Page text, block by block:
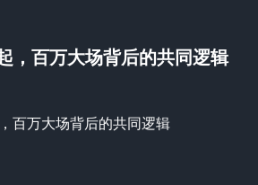
，百万大场背后的共同逻辑